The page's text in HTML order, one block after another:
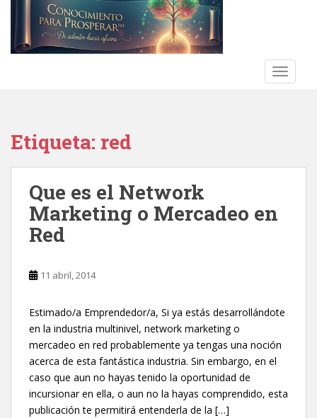
Etiqueta: red
Que es el Network
Marketing o Mercadeo en
Red
11 abril, 2014
Estimado/a Emprendedor/a, Si ya estás desarrollándote
en la industria multinivel, network marketing o
mercadeo en red probablemente ya tengas una noción
acerca de esta fantástica industria. Sin embargo, en el
caso que aun no hayas tenido la oportunidad de
incursionar en ella, o aun no la hayas comprendido, esta
publicación te permitirá entenderla de la […]